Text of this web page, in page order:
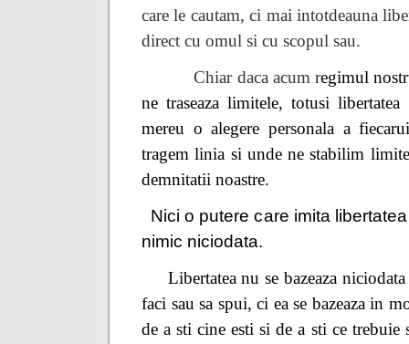
care le cautam, ci mai intotdeauna
direct cu omul si cu scopul sau.
Chiar daca acum regimul
ne traseaza limitele, totusi
mereu o alegere personala a
tragem linia si unde ne stabilim
demnitatii noastre.
Nici o putere care imita
nimic niciodata.
Libertatea nu se bazeaza
faci sau sa spui, ci ea se bazeaza in
de a sti cine esti si de a sti ce trebuie